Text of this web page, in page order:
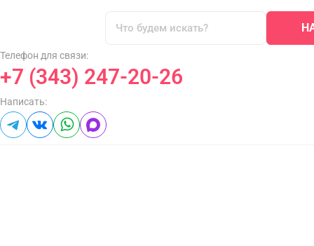
Телефон для связи:
+7 (343) 247-20-26
Написать: